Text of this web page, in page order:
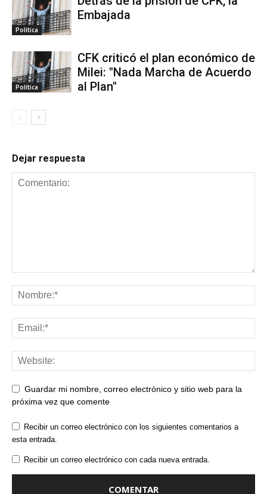
Política
Embajada
Política
CFK criticó el plan económico de
Milei: "Nada Marcha de Acuerdo
al Plan"
Dejar respuesta
Guardar mi nombre, correo electrónico y sitio web para la
próxima vez que comente
Recibir un correo electrónico con los siguientes comentarios a
esta entrada.
Recibir un correo electrónico con cada nueva entrada.